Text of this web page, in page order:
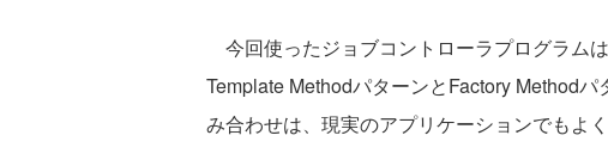
今回使ったジョブコントローラプログラム
Template MethodパターンとFactory Method
み合わせは、現実のアプリケーションでもよ